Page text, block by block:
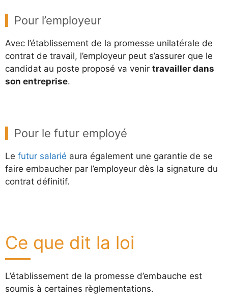
Pour l’employeur
Avec l’établissement de la promesse unilatérale de
contrat de travail, l’employeur peut s’assurer que le
candidat au poste proposé va venir travailler dans
son entreprise.
Pour le futur employé
Le futur salarié aura également une garantie de se
faire embaucher par l’employeur dès la signature du
contrat définitif.
Ce que dit la loi
L’établissement de la promesse d’embauche est
soumis à certaines règlementations.